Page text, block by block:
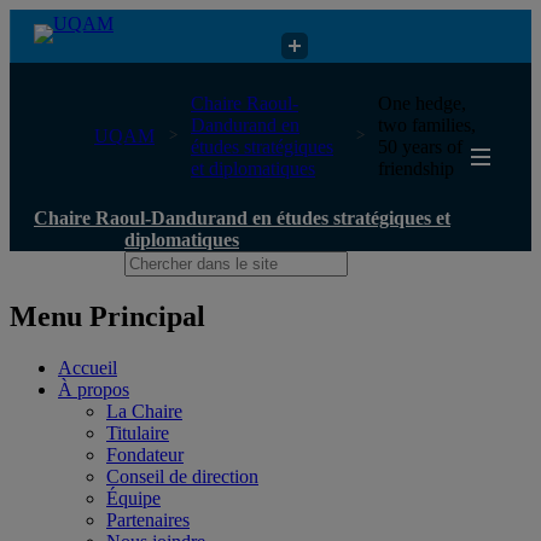
Chaire Raoul-Dandurand en études stratégiques et diplomatiques
UQAM
Chaire Raoul-
Dandurand en
études stratégiques
et diplomatiques
One hedge,
two families,
50 years of
friendship
Chaire Raoul-Dandurand en études stratégiques et
diplomatiques
Menu Principal
Accueil
À propos
La Chaire
Titulaire
Fondateur
Conseil de direction
Équipe
Partenaires